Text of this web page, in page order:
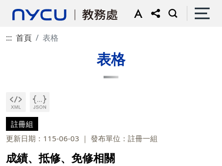
::: 首頁 表格
表格
註冊組
更新日期：115-06-03
發布單位：註冊一組
成績、抵修、免修相關